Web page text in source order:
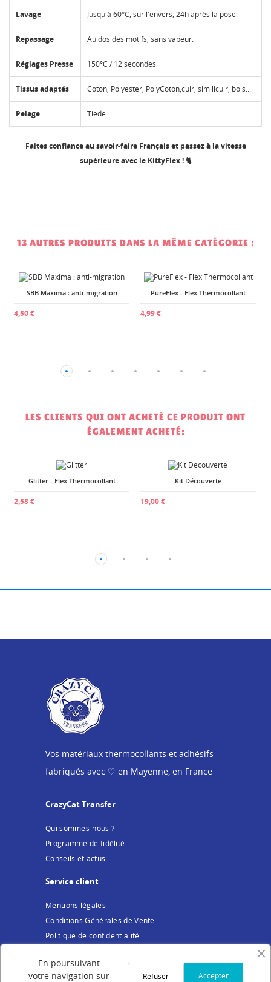
Lavage Jusqu'à 60°C, sur l'envers, 24h après la pose.
Repassage Au dos des motifs, sans vapeur.
Réglages Presse 150°C / 12 secondes
Tissus adaptés Coton, Polyester, PolyCoton,cuir, similicuir, bois...
Pelage Tiède
Faites confiance au savoir-faire Français et passez à la vitesse
supérieure avec le KittyFlex ! 🐈
13 AUTRES PRODUITS DANS LA MÊME CATÉGORIE :
SBB Maxima : anti-migration
4,50 €
PureFlex - Flex Thermocollant
4,99 €
LES CLIENTS QUI ONT ACHETÉ CE PRODUIT ONT
ÉGALEMENT ACHETÉ:
Glitter - Flex Thermocollant
2,58 €
Kit Découverte
19,00 €
Vos matériaux thermocollants et adhésifs
fabriqués avec ♡ en Mayenne, en France
CrazyCat Transfer
Qui sommes-nous ?
Programme de fidélité
Conseils et actus
Service client
Mentions légales
Conditions Générales de Vente
Politique de confidentialité
Votre compte
En poursuivant
votre navigation sur
Accepter
Refuser